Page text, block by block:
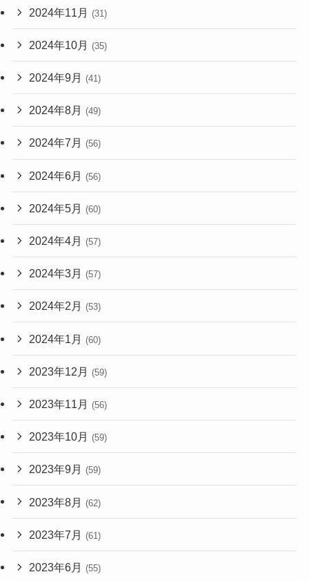
2024年11月 (31)
2024年10月 (35)
2024年9月 (41)
2024年8月 (49)
2024年7月 (56)
2024年6月 (56)
2024年5月 (60)
2024年4月 (57)
2024年3月 (57)
2024年2月 (53)
2024年1月 (60)
2023年12月 (59)
2023年11月 (56)
2023年10月 (59)
2023年9月 (59)
2023年8月 (62)
2023年7月 (61)
2023年6月 (55)